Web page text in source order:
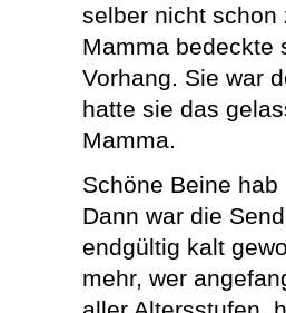
selber nicht schon
Mamma bedeckte
Vorhang. Sie war
hatte sie das
Mamma.
Schöne Beine
Dann war die
endgültig kalt
mehr, wer